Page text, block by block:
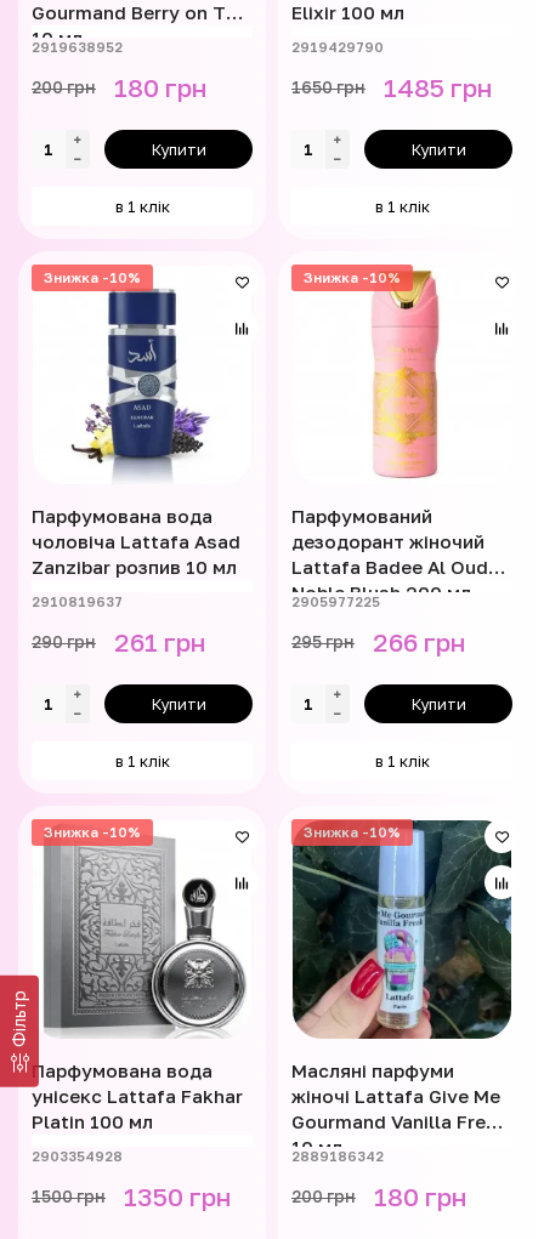
Фільтр
Gourmand Berry on Top
10 мл
2919638952
200 грн 180 грн
Купити
в 1 клік
Elixir 100 мл
2919429790
1650 грн 1485 грн
Купити
в 1 клік
Знижка -10%
Парфумована вода
чоловіча Lattafa Asad
Zanzibar розпив 10 мл
2910819637
290 грн 261 грн
Купити
в 1 клік
Знижка -10%
Парфумований
дезодорант жіночий
Lattafa Badee Al Oud
Noble Blush 200 мл
2905977225
295 грн 266 грн
Купити
в 1 клік
Знижка -10%
Парфумована вода
унісекс Lattafa Fakhar
Platin 100 мл
2903354928
1500 грн 1350 грн
Знижка -10%
Масляні парфуми
жіночі Lattafa Give Me
Gourmand Vanilla Freak
10 мл
2889186342
200 грн 180 грн